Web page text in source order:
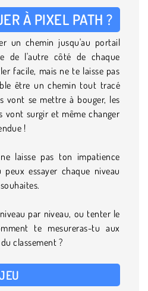
À PIXEL PATH ?
un chemin jusqu'au portail
de l'autre côté de chaque
facile, mais ne te laisse pas
être un chemin tout tracé
vont se mettre à bouger, les
vont surgir et même changer
!
laisse pas ton impatience
essayer chaque niveau
par niveau, ou tenter le
te mesureras-tu aux
classement ?